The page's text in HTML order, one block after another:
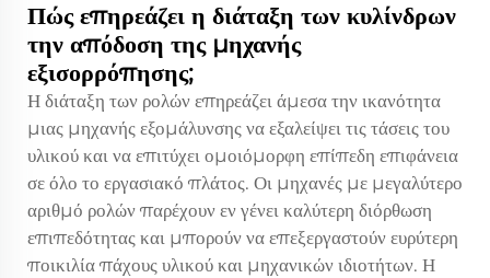
Πώς επηρεάζει η διάταξη των κυλίνδρων
την απόδοση της μηχανής
εξισορρόπησης;
Η διάταξη των ρολών επηρεάζει άμεσα την ικανότητα
μιας μηχανής εξομάλυνσης να εξαλείψει τις τάσεις του
υλικού και να επιτύχει ομοιόμορφη επίπεδη επιφάνεια
σε όλο το εργασιακό πλάτος. Οι μηχανές με μεγαλύτερο
αριθμό ρολών παρέχουν εν γένει καλύτερη διόρθωση
επιπεδότητας και μπορούν να επεξεργαστούν ευρύτερη
ποικιλία πάχους υλικού και μηχανικών ιδιοτήτων. Η